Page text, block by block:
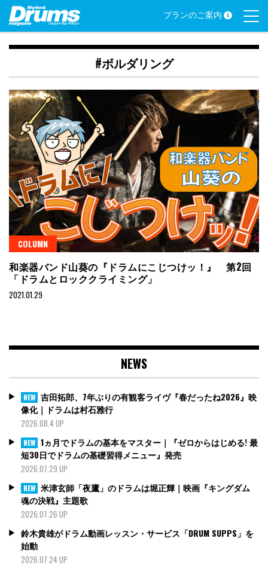
Skip
content
プランのご案内
#ボルダリング
COLUMN
和楽器バンド山葵の『ドラムにこじつけッ！』 第2回
「ドラムとロッククライミング」
2021.01.29
NEWS
NEW 吉田拓郎、7年ぶりの有観客ライヴ『春だったね2026』映
像化｜ドラムは村石雅行
2026.08.4 UP
NEW 1ヵ月でドラムの基本をマスター｜『ゼロからはじめる! 最
短30日でドラムの基礎習得メニュー』発売
2026.07.29 UP
NEW 米津玄師「夜鷹」のドラムは堀正輝｜映画『キングダム
魂の決戦』主題歌
2026.07.26 UP
鈴木貴雄がドラム動画レッスン・サービス「DRUM SUPPS」を
始動
2026.07.24 UP